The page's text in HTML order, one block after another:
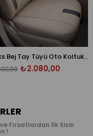
Oniks Bej Tay Tüyü Oto Koltuk Kılıfı - Ön Arka 5 Koltuk Tam Set - Üniversal
₺2.080,00
Fırsatlardan İlk Sizin
!